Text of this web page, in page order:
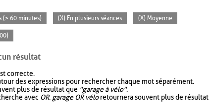
(> 60 minutes) (X) En plusieurs séances (X) Moyenne
résultat
correcte.
des expressions pour rechercher chaque mot séparément.
plus de résultat que "garage à vélo".
avec OR. garage OR véloretournera souvent plus de résultat